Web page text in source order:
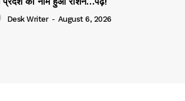
Desk Writer - August 6, 2026